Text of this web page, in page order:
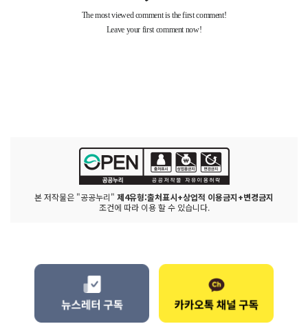
본 저작물은 "공공누리" 제4유형:출처표시+상업적 이용금지+변경금지
조건에 따라 이용 할 수 있습니다.